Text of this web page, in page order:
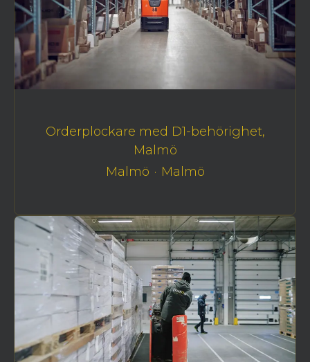
Orderplockare med D1-behörighet,
Malmö
Malmö · Malmö